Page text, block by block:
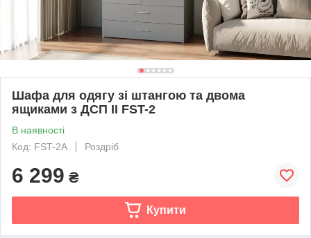
Шафа для одягу зі штангою та двома
ящиками з ДСП II FST-2
В наявності
Код: FST-2A
Роздріб
6 299 ₴
Купити